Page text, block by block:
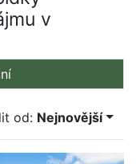
v
od: Nejnovější